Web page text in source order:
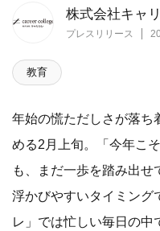
株式会社キャ
プレスリリース
教育
年始の慌ただしさが落ち
める2月上旬。「今年こ
も、まだ一歩を踏み出
浮かびやすいタイミング
レ」では忙しい毎日の中